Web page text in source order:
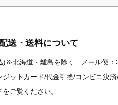
送・送料について
)※北海道・離島を除く メール便：
ジットカード/代金引換/コンビニ決
ご覧ください。